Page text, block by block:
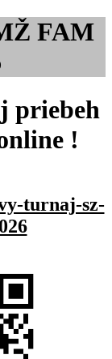
FAM
priebeh
!
turnaj-sz-